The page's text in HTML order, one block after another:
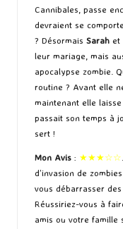
Cannibales, passe
devraient se
? Désormais Sarah et
leur mariage, mais
apocalypse zombie.
routine ? Avant elle
maintenant elle
passait son temps à
sert !
Mon Avis : ★★★☆☆
d’invasion de
vous débarrasser
Réussiriez-vous à
amis ou votre famille